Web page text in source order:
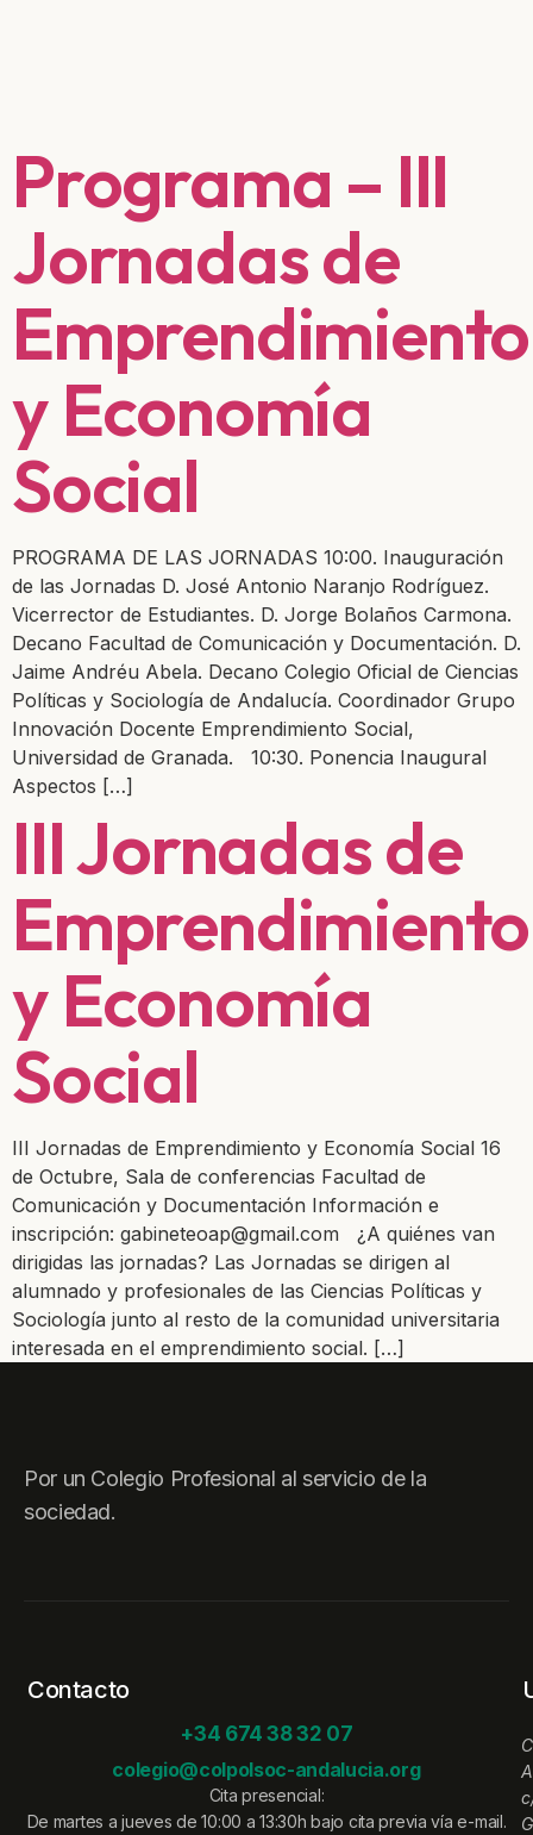
Programa – III
Jornadas de
Emprendimiento
y Economía
Social
PROGRAMA DE LAS JORNADAS 10:00. Inauguración
de las Jornadas D. José Antonio Naranjo Rodríguez.
Vicerrector de Estudiantes. D. Jorge Bolaños Carmona.
Decano Facultad de Comunicación y Documentación. D.
Jaime Andréu Abela. Decano Colegio Oficial de Ciencias
Políticas y Sociología de Andalucía. Coordinador Grupo
Innovación Docente Emprendimiento Social,
Universidad de Granada. 10:30. Ponencia Inaugural
Aspectos […]
III Jornadas de
Emprendimiento
y Economía
Social
III Jornadas de Emprendimiento y Economía Social 16
de Octubre, Sala de conferencias Facultad de
Comunicación y Documentación Información e
inscripción: gabineteoap@gmail.com ¿A quiénes van
dirigidas las jornadas? Las Jornadas se dirigen al
alumnado y profesionales de las Ciencias Políticas y
Sociología junto al resto de la comunidad universitaria
interesada en el emprendimiento social. […]
Por un Colegio Profesional al servicio de la
sociedad.
Contacto
+34 674 38 32 07
colegio@colpolsoc-andalucia.org
Cita presencial:
De martes a jueves de 10:00 a 13:30h bajo cita previa vía e-mail.